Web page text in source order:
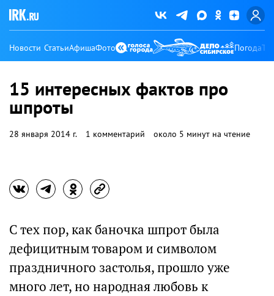
Новости СтатьиАфишаФото Погода
15 интересных фактов про
шпроты
28 января 2014 г. 1 комментарий около 5 минут на чтение
С тех пор, как баночка шпрот была
дефицитным товаром и символом
праздничного застолья, прошло уже
много лет, но народная любовь к